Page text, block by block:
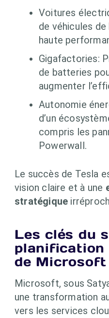
Voitures
de véhicules
haute
Gigafactories:
de batteries
augmenter
Autonomie
d’un
compris les
Powerwall.
Le succès de Tesla
vision claire et à une
stratégique
Les clés du
planification
de Microsoft
Microsoft, sous
une transformation
vers les services